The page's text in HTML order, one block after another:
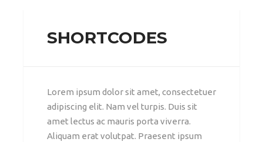
SHORTCODES
Lorem ipsum dolor sit amet, consectetuer
adipiscing elit. Nam vel turpis. Duis sit
amet lectus ac mauris porta viverra.
Aliquam erat volutpat. Praesent ipsum